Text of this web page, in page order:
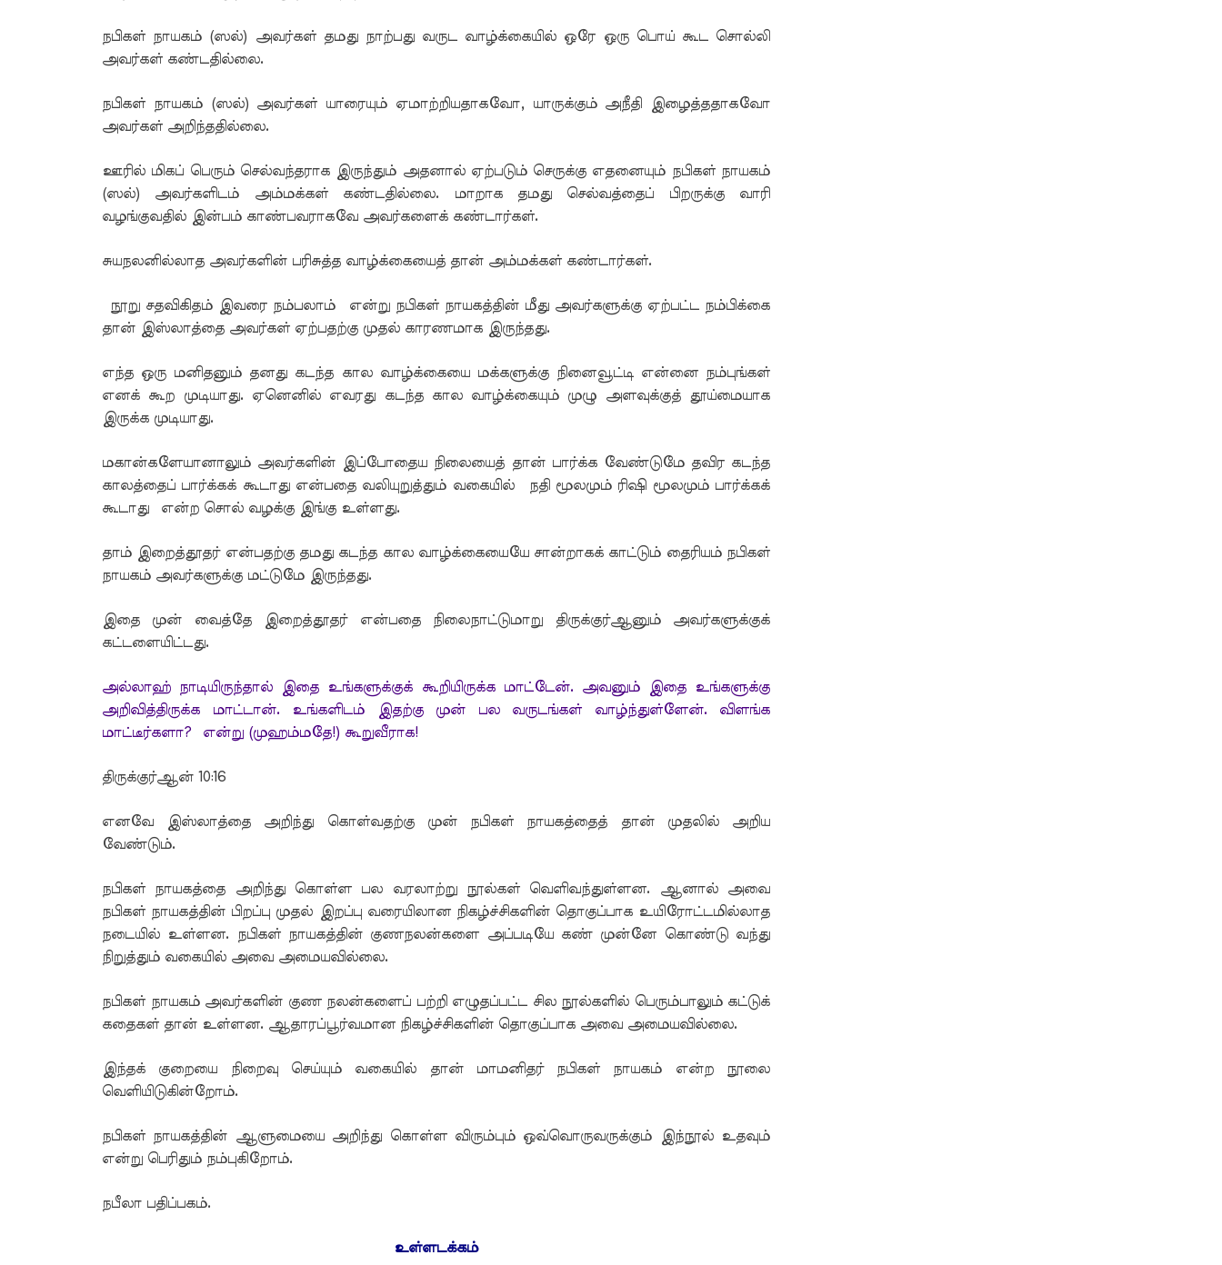
நபிகள் நாயகம் (ஸல்) அவர்கள் தமது நாற்பது வருட வாழ்க்கையில் ஒரே ஒரு பொய் கூட சொல்லி
அவர்கள் கண்டதில்லை.
நபிகள் நாயகம் (ஸல்) அவர்கள் யாரையும் ஏமாற்றியதாகவோ, யாருக்கும் அநீதி இழைத்ததாகவோ
அவர்கள் அறிந்ததில்லை.
ஊரில் மிகப் பெரும் செல்வந்தராக இருந்தும் அதனால் ஏற்படும் செருக்கு எதனையும் நபிகள் நாயகம்
(ஸல்) அவர்களிடம் அம்மக்கள் கண்டதில்லை. மாறாக தமது செல்வத்தைப் பிறருக்கு வாரி
வழங்குவதில் இன்பம் காண்பவராகவே அவர்களைக் கண்டார்கள்.
சுயநலனில்லாத அவர்களின் பரிசுத்த வாழ்க்கையைத் தான் அம்மக்கள் கண்டார்கள்.
நூறு சதவிகிதம் இவரை நம்பலாம் என்று நபிகள் நாயகத்தின் மீது அவர்களுக்கு ஏற்பட்ட நம்பிக்கை
தான் இஸ்லாத்தை அவர்கள் ஏற்பதற்கு முதல் காரணமாக இருந்தது.
எந்த ஒரு மனிதனும் தனது கடந்த கால வாழ்க்கையை மக்களுக்கு நினைவூட்டி என்னை நம்புங்கள்
எனக் கூற முடியாது. ஏனெனில் எவரது கடந்த கால வாழ்க்கையும் முழு அளவுக்குத் தூய்மையாக
இருக்க முடியாது.
மகான்களேயானாலும் அவர்களின் இப்போதைய நிலையைத் தான் பார்க்க வேண்டுமே தவிர கடந்த
காலத்தைப் பார்க்கக் கூடாது என்பதை வலியுறுத்தும் வகையில் நதி மூலமும் ரிஷி மூலமும் பார்க்கக்
கூடாது என்ற சொல் வழக்கு இங்கு உள்ளது.
தாம் இறைத்தூதர் என்பதற்கு தமது கடந்த கால வாழ்க்கையையே சான்றாகக் காட்டும் தைரியம் நபிகள்
நாயகம் அவர்களுக்கு மட்டுமே இருந்தது.
இதை முன் வைத்தே இறைத்தூதர் என்பதை நிலைநாட்டுமாறு திருக்குர்ஆனும் அவர்களுக்குக்
கட்டளையிட்டது.
அல்லாஹ் நாடியிருந்தால் இதை உங்களுக்குக் கூறியிருக்க மாட்டேன். அவனும் இதை உங்களுக்கு
அறிவித்திருக்க மாட்டான். உங்களிடம் இதற்கு முன் பல வருடங்கள் வாழ்ந்துள்ளேன். விளங்க
மாட்டீர்களா? என்று (முஹம்மதே!) கூறுவீராக!
திருக்குர்ஆன் 10:16
எனவே இஸ்லாத்தை அறிந்து கொள்வதற்கு முன் நபிகள் நாயகத்தைத் தான் முதலில் அறிய
வேண்டும்.
நபிகள் நாயகத்தை அறிந்து கொள்ள பல வரலாற்று நூல்கள் வெளிவந்துள்ளன. ஆனால் அவை
நபிகள் நாயகத்தின் பிறப்பு முதல் இறப்பு வரையிலான நிகழ்ச்சிகளின் தொகுப்பாக உயிரோட்டமில்லாத
நடையில் உள்ளன. நபிகள் நாயகத்தின் குணநலன்களை அப்படியே கண் முன்னே கொண்டு வந்து
நிறுத்தும் வகையில் அவை அமையவில்லை.
நபிகள் நாயகம் அவர்களின் குண நலன்களைப் பற்றி எழுதப்பட்ட சில நூல்களில் பெரும்பாலும் கட்டுக்
கதைகள் தான் உள்ளன. ஆதாரப்பூர்வமான நிகழ்ச்சிகளின் தொகுப்பாக அவை அமையவில்லை.
இந்தக் குறையை நிறைவு செய்யும் வகையில் தான் மாமனிதர் நபிகள் நாயகம் என்ற நூலை
வெளியிடுகின்றோம்.
நபிகள் நாயகத்தின் ஆளுமையை அறிந்து கொள்ள விரும்பும் ஒவ்வொருவருக்கும் இந்நூல் உதவும்
என்று பெரிதும் நம்புகிறோம்.
நபீலா பதிப்பகம்.
உள்ளடக்கம்